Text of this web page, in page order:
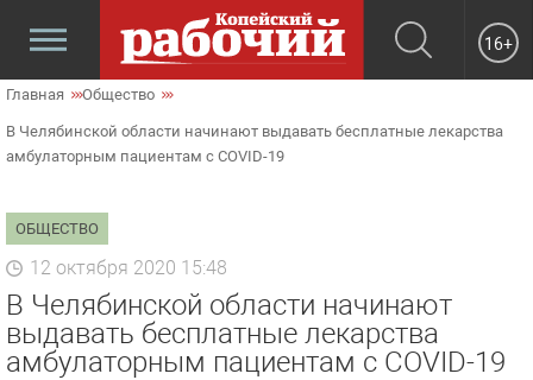
16+
Главная Общество
В Челябинской области начинают выдавать бесплатные лекарства
амбулаторным пациентам с COVID-19
ОБЩЕСТВО
12 октября 2020 15:48
В Челябинской области начинают
выдавать бесплатные лекарства
амбулаторным пациентам с COVID-19